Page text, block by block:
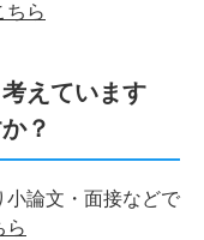
ちら
えています
？
小論文・面接などで
ら